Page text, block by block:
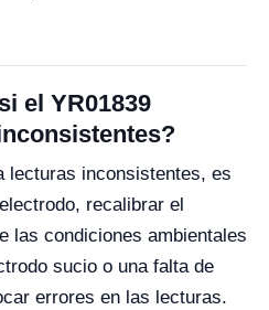
el YR01839
lecturas inconsistentes, es
recalibrar el
las condiciones ambientales
sucio o una falta de
errores en las lecturas.